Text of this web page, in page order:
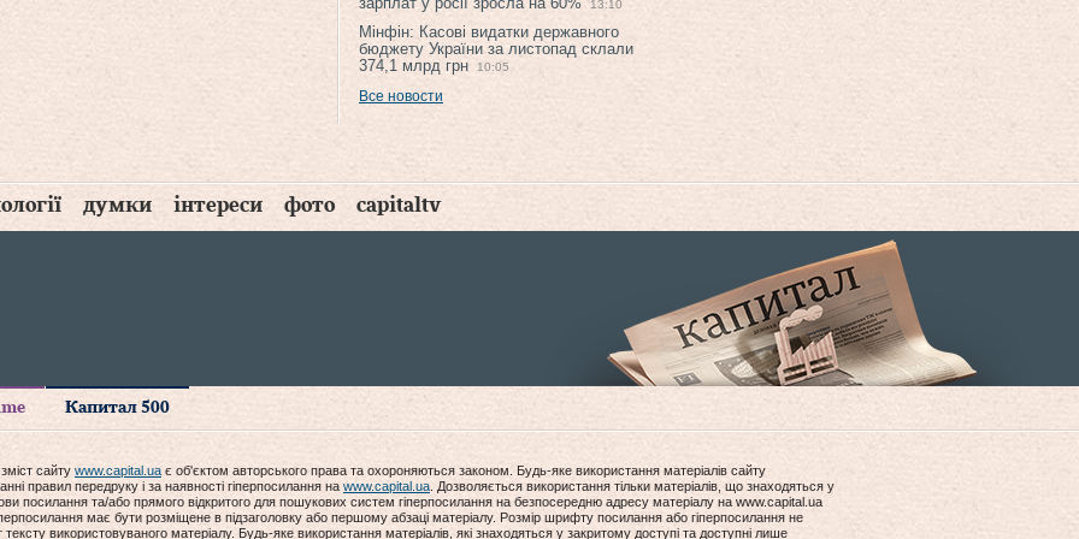
13:10
Мінфін: Касові видатки державного
бюджету України за листопад склали
374,1 млрд грн
10:05
Все новости
думки інтереси фото capitaltv
Капитал 500
сайту www.capital.ua є об'єктом авторського права та охороняються законом. Будь-яке використання матеріалів сайту
правил передруку і за наявності гіперпосилання на www.capital.ua . Дозволяється використання тільки матеріалів, що знаходяться у
посилання та/або прямого відкритого для пошукових систем гіперпосилання на безпосередню адресу матеріалу на www.capital.ua
має бути розміщене в підзаголовку або першому абзаці матеріалу. Розмір шрифту посилання або гіперпосилання не
використовуваного матеріалу. Будь-яке використання матеріалів, які знаходяться у закритому доступі та доступні лише